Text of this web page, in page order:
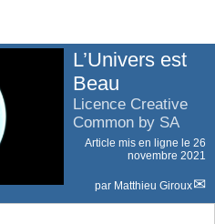
L’Univers est
Beau
Licence Creative
Common by SA
Article mis en ligne le 26
novembre 2021
par Matthieu Giroux